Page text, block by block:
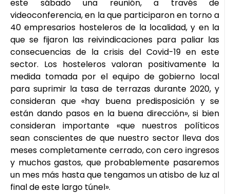
este sábado una reunión, a través de
videoconferencia, en la que participaron en torno a
40 empresarios hosteleros de la localidad, y en la
que se fijaron las reivindicaciones para paliar las
consecuencias de la crisis del Covid-19 en este
sector. Los hosteleros valoran positivamente la
medida tomada por el equipo de gobierno local
para suprimir la tasa de terrazas durante 2020, y
consideran que «hay buena predisposición y se
están dando pasos en la buena dirección», si bien
consideran importante «que nuestros políticos
sean conscientes de que nuestro sector lleva dos
meses completamente cerrado, con cero ingresos
y muchos gastos, que probablemente pasaremos
un mes más hasta que tengamos un atisbo de luz al
final de este largo túnel».